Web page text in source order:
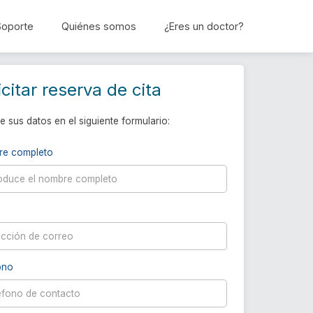
Quiénes somos ¿Eres un doctor?
Reservar cita
reserva de cita
sus datos en el siguiente formulario:
completo